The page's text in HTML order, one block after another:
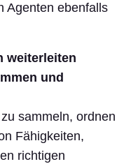
Agenten ebenfalls
weiterleiten
und
sammeln, ordnen
Fähigkeiten,
richtigen